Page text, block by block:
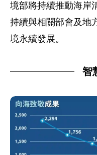
境部將持續推動海岸
持續與相關部會及地
境永續發展。
智